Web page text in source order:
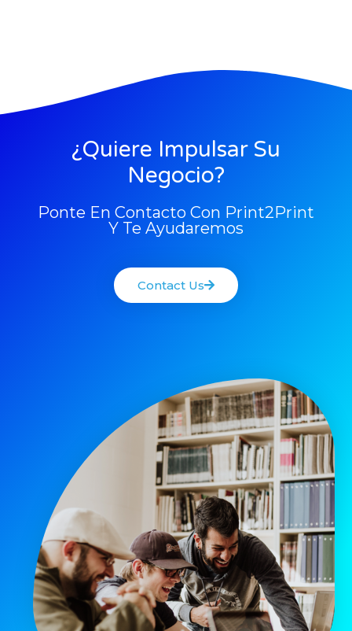
¿Quiere Impulsar Su
Negocio?
Ponte En Contacto Con Print2Print
Y Te Ayudaremos
Contact Us